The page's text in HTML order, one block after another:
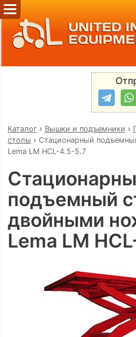
UNITED
Каталог› Вышки и подъемники ›
столы › Стационарный
Lema LM HCL-4.5-5.7
подъемный
двойными
Lema LM